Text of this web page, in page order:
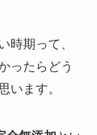
時期って、
ったらどう
います。